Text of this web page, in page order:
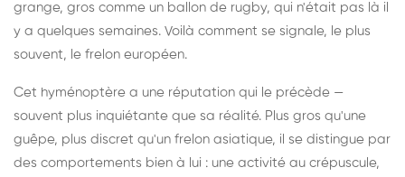
grange, gros comme un ballon de rugby, qui n'était pas là il
y a quelques semaines. Voilà comment se signale, le plus
souvent, le frelon européen.
Cet hyménoptère a une réputation qui le précède —
souvent plus inquiétante que sa réalité. Plus gros qu'une
guêpe, plus discret qu'un frelon asiatique, il se distingue par
des comportements bien à lui : une activité au crépuscule,